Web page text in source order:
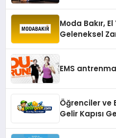
Moda Bakır,
Geleneksel
EMS
Öğrenciler ve
Gelir Kapısı